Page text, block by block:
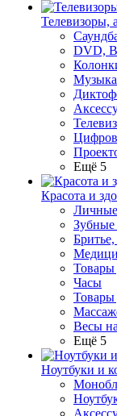
Телевизоры,
DVD,
Ещё 5
Красота и
Зубные
Товары
Часы
Товары
Весы
Ещё 5
Ноутбуки и